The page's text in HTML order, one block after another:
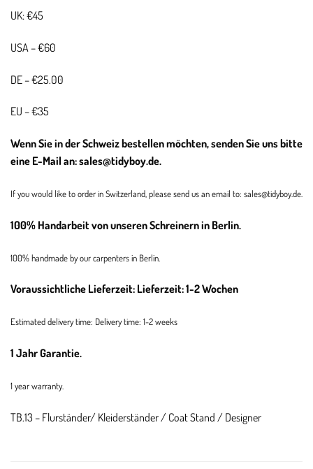
UK: €45
USA – €60
DE – €25.00
EU – €35
Wenn Sie in der Schweiz bestellen möchten, senden Sie uns bitte
eine E-Mail an: sales@tidyboy.de.
If you would like to order in Switzerland, please send us an email to: sales@tidyboy.de.
100% Handarbeit von unseren Schreinern in Berlin.
100% handmade by our carpenters in Berlin.
Voraussichtliche Lieferzeit: Lieferzeit: 1-2 Wochen
Estimated delivery time: Delivery time: 1-2 weeks
1 Jahr Garantie.
1 year warranty.
TB.13 – Flurständer/ Kleiderständer / Coat Stand / Designer